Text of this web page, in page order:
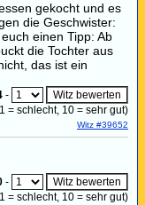
gekocht und es
die Geschwister:
einen Tipp: Ab
die Tochter aus
das ist ein
-
1 = schlecht, 10 = sehr gut)
Witz #39652
-
1 = schlecht, 10 = sehr gut)